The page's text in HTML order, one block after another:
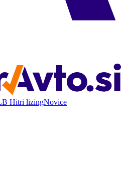
Hitri lizingNovice